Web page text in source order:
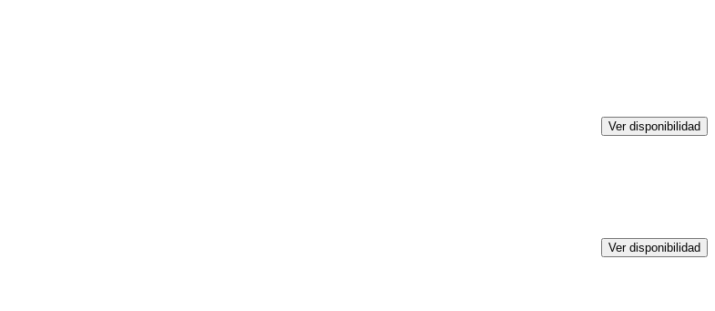
Ver disponibilidad
Ver disponibilidad